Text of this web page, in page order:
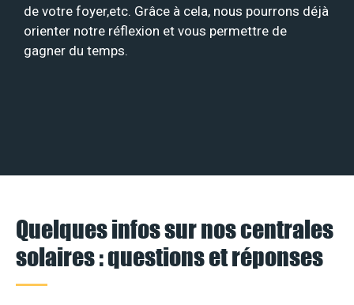
de votre foyer,etc. Grâce à cela, nous pourrons déjà
orienter notre réflexion et vous permettre de
gagner du temps.
Quelques infos sur nos centrales
solaires : questions et réponses